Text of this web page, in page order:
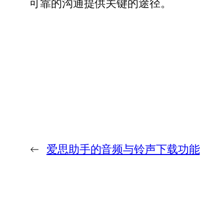
可靠的沟通提供关键的途径。
← 爱思助手的音频与铃声下载功能